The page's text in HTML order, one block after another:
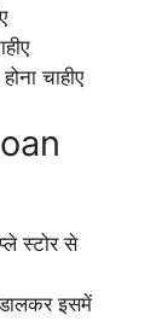
चाहीए
स्टोर से
इसमें